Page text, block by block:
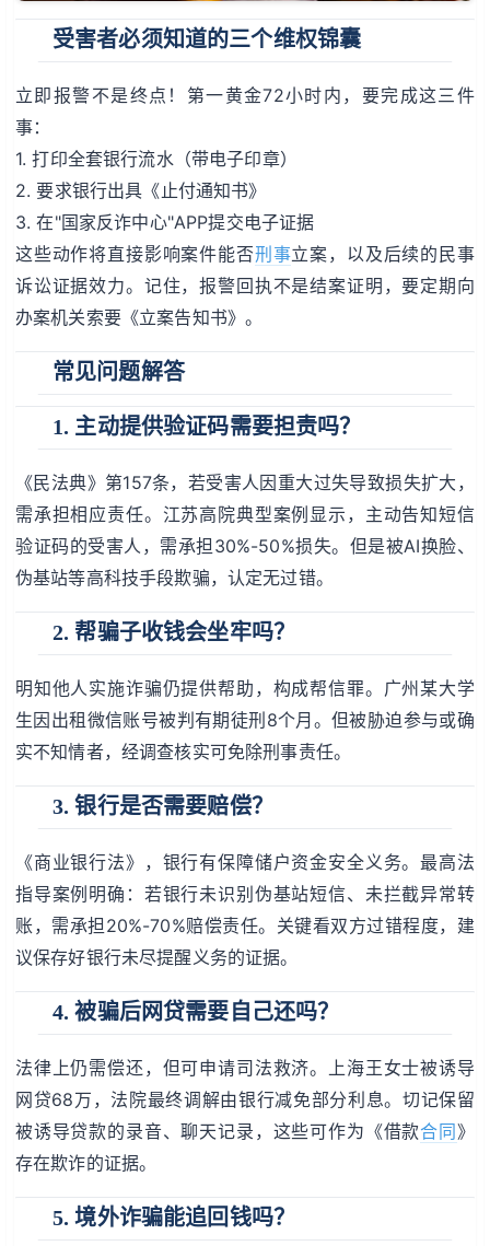
受害者必须知道的三个维权锦囊
立即报警不是终点！第一黄金72小时内，要完成这三件
事：
1. 打印全套银行流水（带电子印章）
2. 要求银行出具《止付通知书》
3. 在"国家反诈中心"APP提交电子证据
这些动作将直接影响案件能否刑事立案，以及后续的民事
诉讼证据效力。记住，报警回执不是结案证明，要定期向
办案机关索要《立案告知书》。
常见问题解答
1. 主动提供验证码需要担责吗？
《民法典》第157条，若受害人因重大过失导致损失扩大，
需承担相应责任。江苏高院典型案例显示，主动告知短信
验证码的受害人，需承担30%-50%损失。但是被AI换脸、
伪基站等高科技手段欺骗，认定无过错。
2. 帮骗子收钱会坐牢吗？
明知他人实施诈骗仍提供帮助，构成帮信罪。广州某大学
生因出租微信账号被判有期徒刑8个月。但被胁迫参与或确
实不知情者，经调查核实可免除刑事责任。
3. 银行是否需要赔偿？
《商业银行法》，银行有保障储户资金安全义务。最高法
指导案例明确：若银行未识别伪基站短信、未拦截异常转
账，需承担20%-70%赔偿责任。关键看双方过错程度，建
议保存好银行未尽提醒义务的证据。
4. 被骗后网贷需要自己还吗？
法律上仍需偿还，但可申请司法救济。上海王女士被诱导
网贷68万，法院最终调解由银行减免部分利息。切记保留
被诱导贷款的录音、聊天记录，这些可作为《借款合同》
存在欺诈的证据。
5. 境外诈骗能追回钱吗？